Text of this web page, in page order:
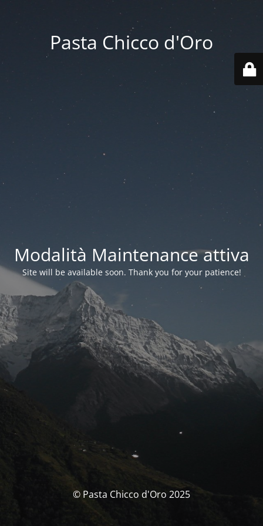
Pasta Chicco d'Oro
Modalità Maintenance attiva
Site will be available soon. Thank you for your patience!
© Pasta Chicco d'Oro 2025